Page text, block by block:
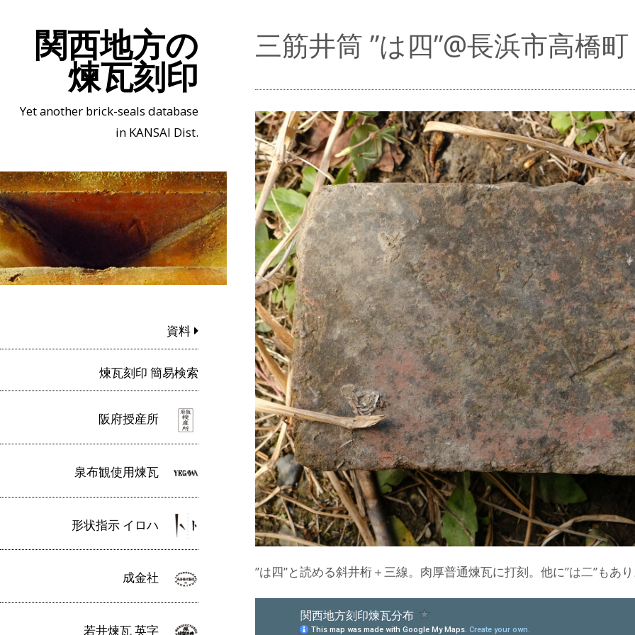
関西地方の
煉瓦刻印
Yet another brick-seals database
in KANSAI Dist.
資料
煉瓦刻印 簡易検索
阪府授産所
泉布観使用煉瓦
形状指示 イロハ
成金社
若井煉瓦 英字
三筋井筒 ”は四”@長浜市高橋町
”は四”と読める斜井桁＋三線。肉厚普通煉瓦に打刻。他に”は二”もあ